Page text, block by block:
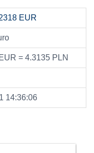
EUR
= 4.3135 PLN
14:36:06